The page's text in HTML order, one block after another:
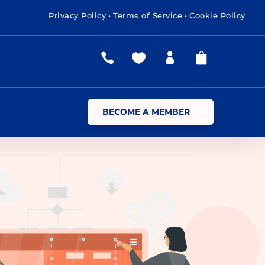
Privacy Policy •Terms of Service • Cookie Policy
   
BECOME A MEMBER